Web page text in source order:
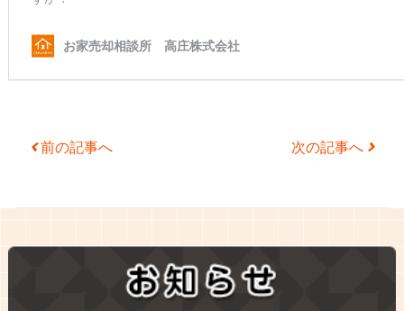
Post navigation
前の記事へ 次の記事へ